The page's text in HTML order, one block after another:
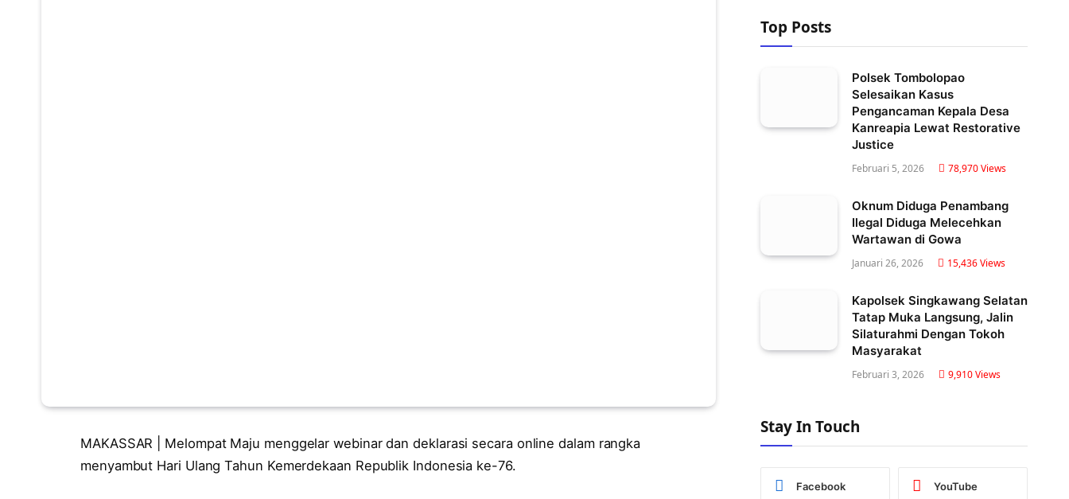
MAKASSAR | Melompat Maju menggelar webinar dan deklarasi secara online dalam rangka
menyambut Hari Ulang Tahun Kemerdekaan Republik Indonesia ke-76.
Top Posts
Polsek Tombolopao
Selesaikan Kasus
Pengancaman Kepala Desa
Kanreapia Lewat Restorative
Justice
Februari 5, 2026 78,970Views
Oknum Diduga Penambang
Ilegal Diduga Melecehkan
Wartawan di Gowa
Januari 26, 2026 15,436Views
Kapolsek Singkawang Selatan
Tatap Muka Langsung, Jalin
Silaturahmi Dengan Tokoh
Masyarakat
Februari 3, 2026 9,910Views
Stay In Touch
Facebook YouTube